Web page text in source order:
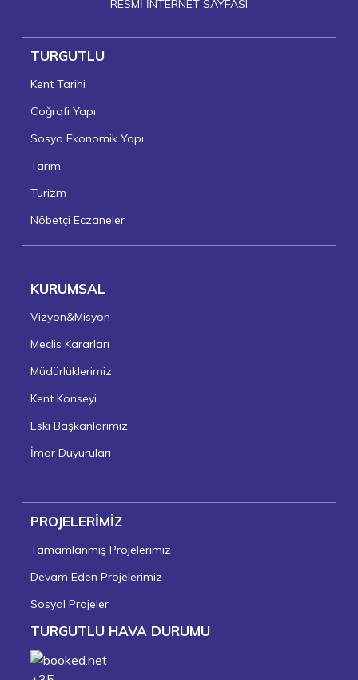
RESMİ İNTERNET SAYFASI
TURGUTLU
Kent Tarihi
Coğrafi Yapı
Sosyo Ekonomik Yapı
Tarım
Turizm
Nöbetçi Eczaneler
KURUMSAL
Vizyon&Misyon
Meclis Kararları
Müdürlüklerimiz
Kent Konseyi
Eski Başkanlarımız
İmar Duyuruları
PROJELERİMİZ
Tamamlanmış Projelerimiz
Devam Eden Projelerimiz
Sosyal Projeler
TURGUTLU HAVA DURUMU